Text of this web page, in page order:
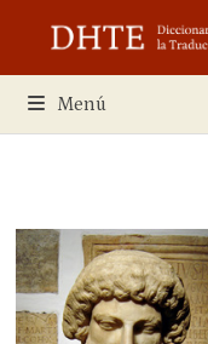
contenido
Menú